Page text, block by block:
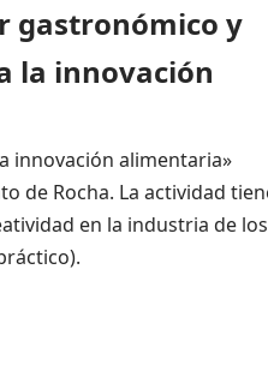
gastronómico y
la innovación
innovación alimentaria»
de Rocha. La actividad
en la industria de los